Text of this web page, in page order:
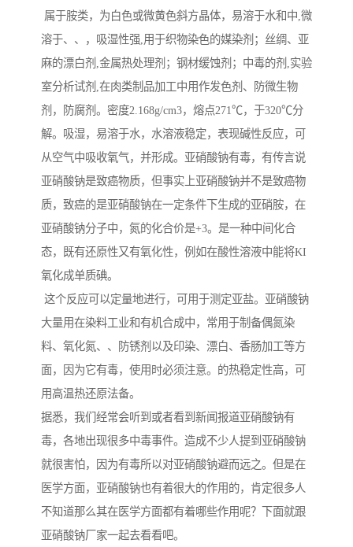
属于胺类，为白色或微黄色斜方晶体，易溶于水和中,微
溶于、、，吸湿性强,用于织物染色的媒染剂；丝绸、亚
麻的漂白剂,金属热处理剂；钢材缓蚀剂；中毒的剂,实验
室分析试剂,在肉类制品加工中用作发色剂、防微生物
剂，防腐剂。密度2.168g/cm3，熔点271℃，于320℃分
解。吸湿，易溶于水，水溶液稳定，表现碱性反应，可
从空气中吸收氧气，并形成。亚硝酸钠有毒，有传言说
亚硝酸钠是致癌物质，但事实上亚硝酸钠并不是致癌物
质，致癌的是亚硝酸钠在一定条件下生成的亚硝胺，在
亚硝酸钠分子中，氮的化合价是+3。是一种中间化合
态，既有还原性又有氧化性，例如在酸性溶液中能将KI
氧化成单质碘。
这个反应可以定量地进行，可用于测定亚盐。亚硝酸钠
大量用在染料工业和有机合成中，常用于制备偶氮染
料、氧化氮、、防锈剂以及印染、漂白、香肠加工等方
面，因为它有毒，使用时必须注意。的热稳定性高，可
用高温热还原法备。
据悉，我们经常会听到或者看到新闻报道亚硝酸钠有
毒，各地出现很多中毒事件。造成不少人提到亚硝酸钠
就很害怕，因为有毒所以对亚硝酸钠避而远之。但是在
医学方面，亚硝酸钠也有着很大的作用的，肯定很多人
不知道那么其在医学方面都有着哪些作用呢？下面就跟
亚硝酸钠厂家一起去看看吧。